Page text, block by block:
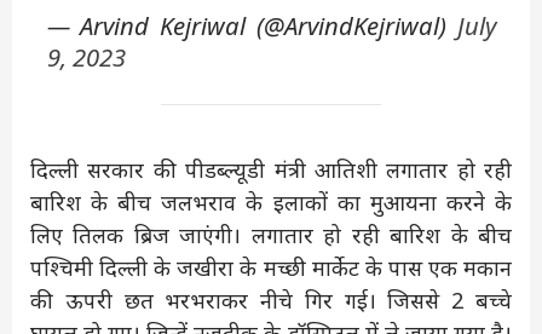
— Arvind Kejriwal (@ArvindKejriwal) July
9, 2023
दिल्ली सरकार की पीडब्ल्यूडी मंत्री आतिशी लगातार हो रही
बारिश के बीच जलभराव के इलाकों का मुआयना करने के
लिए तिलक ब्रिज जाएंगी। लगातार हो रही बारिश के बीच
पश्चिमी दिल्ली के जखीरा के मच्छी मार्केट के पास एक मकान
की ऊपरी छत भरभराकर नीचे गिर गई। जिससे 2 बच्चे